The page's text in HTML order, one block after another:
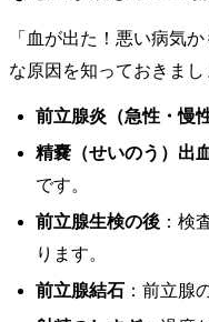
「血が出た！悪い病気
な原因を知っておきまし
前立腺炎（急性・慢性
精嚢（せいのう）出
です。
前立腺生検の後 ：検
ります。
前立腺結石 ：前立腺